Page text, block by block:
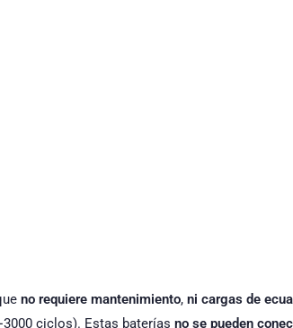
no requiere mantenimiento, ni cargas de
ciclos). Estas baterías no se pueden